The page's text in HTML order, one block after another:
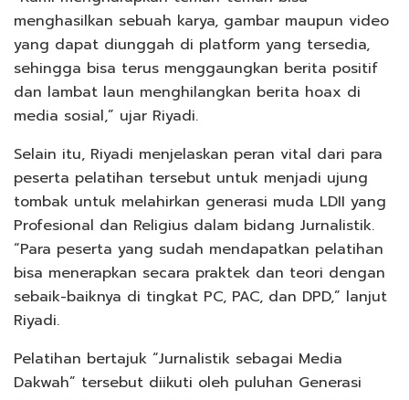
menghasilkan sebuah karya, gambar maupun video
yang dapat diunggah di platform yang tersedia,
sehingga bisa terus menggaungkan berita positif
dan lambat laun menghilangkan berita hoax di
media sosial,” ujar Riyadi.
Selain itu, Riyadi menjelaskan peran vital dari para
peserta pelatihan tersebut untuk menjadi ujung
tombak untuk melahirkan generasi muda LDII yang
Profesional dan Religius dalam bidang Jurnalistik.
“Para peserta yang sudah mendapatkan pelatihan
bisa menerapkan secara praktek dan teori dengan
sebaik-baiknya di tingkat PC, PAC, dan DPD,” lanjut
Riyadi.
Pelatihan bertajuk “Jurnalistik sebagai Media
Dakwah” tersebut diikuti oleh puluhan Generasi